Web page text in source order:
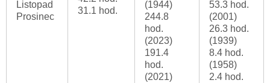
Listopad
Prosinec
31.1 hod.
(1944)
244.8
hod.
(2023)
191.4
hod.
(2021)
53.3 hod.
(2001)
26.3 hod.
(1939)
8.4 hod.
(1958)
2.4 hod.